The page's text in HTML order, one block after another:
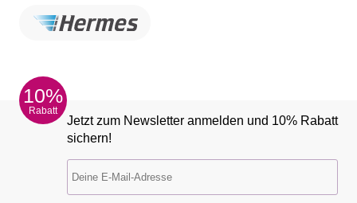
10%
Rabatt
Jetzt zum Newsletter anmelden und 10% Rabatt
sichern!